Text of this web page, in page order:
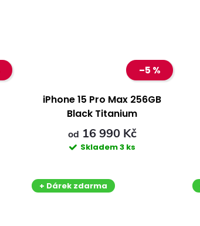
–5 %
iPhone 15 Pro Max 256GB
Black Titanium
od 16 990 Kč
Skladem3 ks
+ Dárek zdarma